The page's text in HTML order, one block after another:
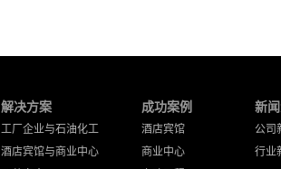
解决方案
工厂企业与石油化工
酒店宾馆与商业中心
成功案例
酒店宾馆
商业中心
新
公司
行业